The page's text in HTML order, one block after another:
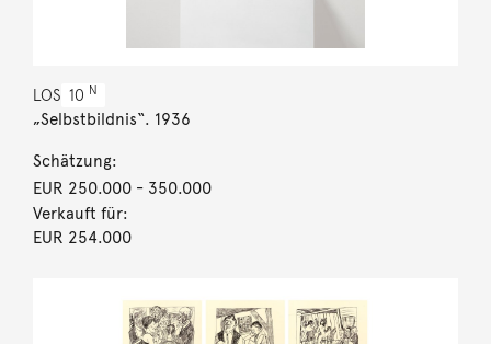
LOS 10 N
„Selbstbildnis“. 1936
Schätzung:
EUR 250.000- 350.000
Verkauft für:
EUR 254.000